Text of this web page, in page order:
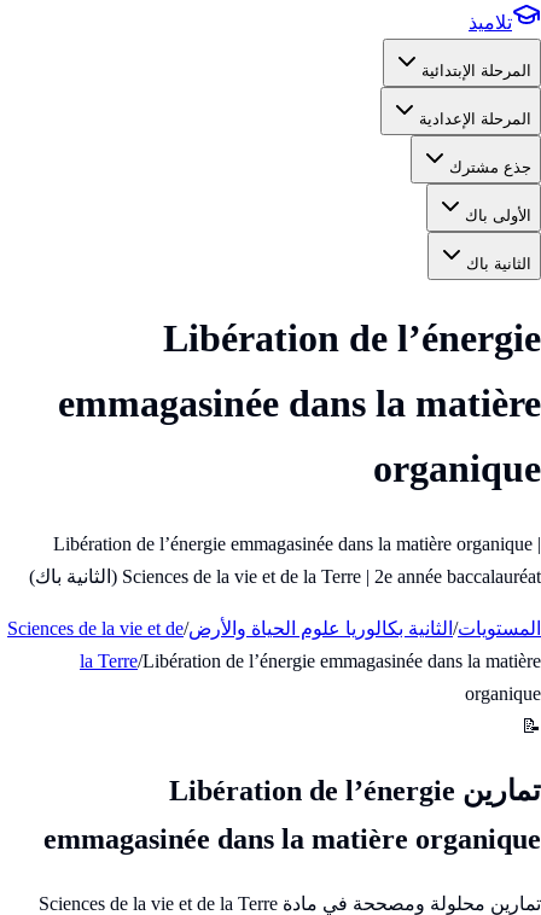
تلاميذ
المرحلة الإبتدائية
المرحلة الإعدادية
جذع مشترك
الأولى باك
الثانية باك
Libération de l’énergie
emmagasinée dans la matière
organique
Libération de l’énergie emmagasinée dans la matière organique |
Sciences de la vie et de la Terre | 2e année baccalauréat (الثانية باك)
المستويات/ الثانية بكالوريا علوم الحياة والأرض/
Sciences de la vie et de
la Terre/Libération de l’énergie emmagasinée dans la matière
organique
📝
تمارين Libération de l’énergie
emmagasinée dans la matière organique
تمارين محلولة ومصححة في مادة Sciences de la vie et de la Terre